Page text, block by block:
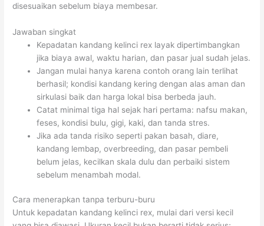
disesuaikan sebelum biaya membesar.
Jawaban singkat
Kepadatan kandang kelinci rex layak dipertimbangkan
jika biaya awal, waktu harian, dan pasar jual sudah jelas.
Jangan mulai hanya karena contoh orang lain terlihat
berhasil; kondisi kandang kering dengan alas aman dan
sirkulasi baik dan harga lokal bisa berbeda jauh.
Catat minimal tiga hal sejak hari pertama: nafsu makan,
feses, kondisi bulu, gigi, kaki, dan tanda stres.
Jika ada tanda risiko seperti pakan basah, diare,
kandang lembap, overbreeding, dan pasar pembeli
belum jelas, kecilkan skala dulu dan perbaiki sistem
sebelum menambah modal.
Cara menerapkan tanpa terburu-buru
Untuk kepadatan kandang kelinci rex, mulai dari versi kecil